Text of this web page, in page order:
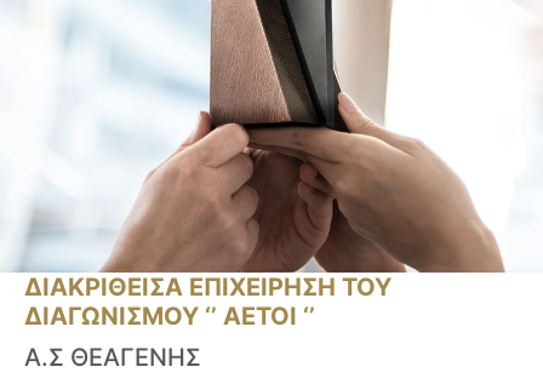
ΔΙΑΚΡΙΘΕΙΣΑ ΕΠΙΧΕΙΡΗΣΗ ΤΟΥ
ΔΙΑΓΩΝΙΣΜΟΥ ‘’ ΑΕΤΟΙ ‘’
Α.Σ ΘΕΑΓΕΝΗΣ